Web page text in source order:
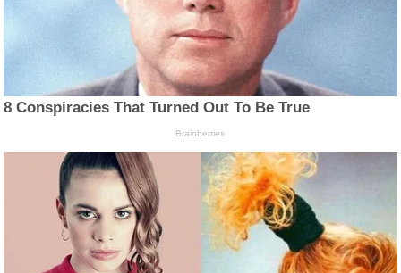
8 Conspiracies That Turned Out To Be True
Brainberries